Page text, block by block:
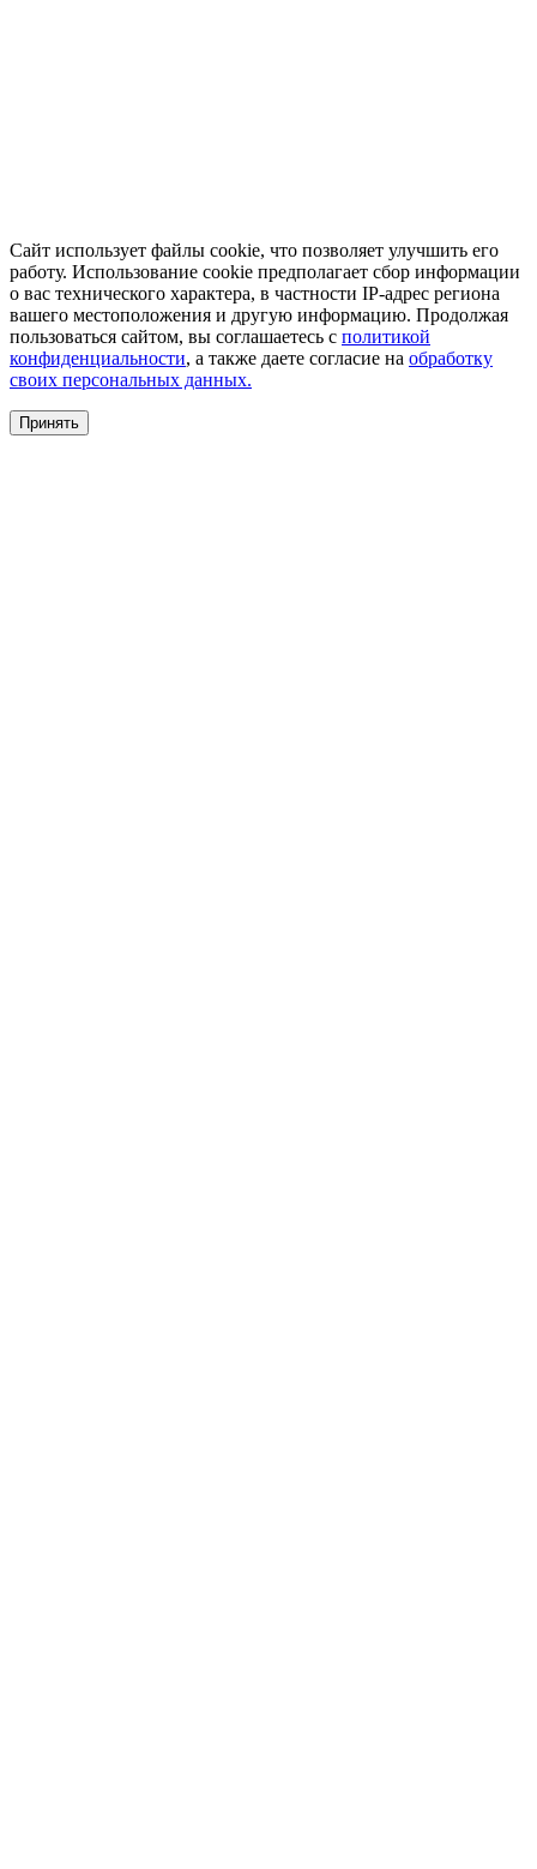
Сайт использует файлы cookie, что позволяет улучшить его
работу. Использование cookie предполагает сбор информации
о вас технического характера, в частности IP-адрес региона
вашего местоположения и другую информацию. Продолжая
пользоваться сайтом, вы соглашаетесь с политикой
конфиденциальности, а также даете согласие на обработку
своих персональных данных.
Принять